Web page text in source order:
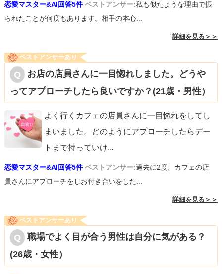
恋愛マスター&AI回答5件 ベストアンサー:私も似たような理由で振
られたことが何度もあります。相手の本心...
詳細を見る＞＞
ベストアンサーあり
お店の店員さんに一目惚れしました。どうや
ってアプローチしたら良いですか？(21歳・男性）
よく行くカフェの店員さんに一目惚れをしてし
まいました。どのようにアプローチしたらデー
トまで持っていけ...
恋愛マスター&AI回答5件 ベストアンサー:過去に2度、カフェの店
員さんにアプローチをしお付き合いをした...
詳細を見る＞＞
ベストアンサーあり
職場でよく目が合う男性は自分に気がある？
(26歳・女性）